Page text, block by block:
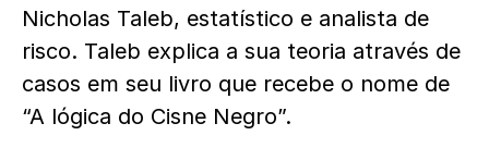
Nicholas Taleb, estatístico e analista de
risco. Taleb explica a sua teoria através de
casos em seu livro que recebe o nome de
“A lógica do Cisne Negro”.